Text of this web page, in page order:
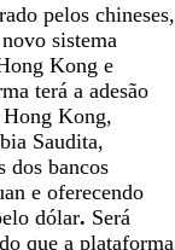
pelos chineses,
sistema
Kong e
terá a adesão
Kong,
Saudita,
dos bancos
e oferecendo
dólar. Será
que a plataforma